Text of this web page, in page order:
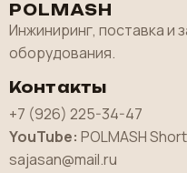
POLMASH
Инжиниринг, поставка и
оборудования.
Контакты
+7 (926) 225-34-47
YouTube: POLMASH
sajasan@mail.ru